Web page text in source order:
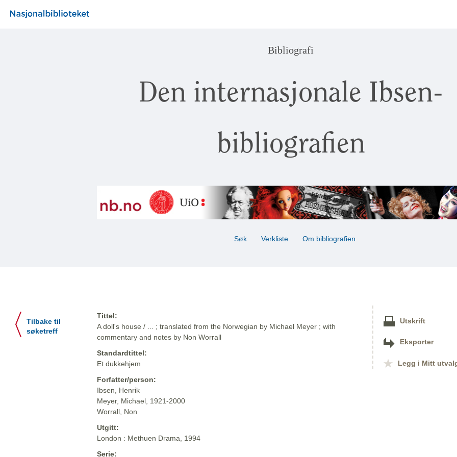
Bibliografi
Den internasjonale Ibsen-
bibliografien
Søk Verkliste Om bibliografien
Tilbake til
søketreff
Tittel:
A doll's house / ... ; translated from the Norwegian by Michael Meyer ; with
commentary and notes by Non Worrall
Standardtittel:
Et dukkehjem
Forfatter/person:
Ibsen, Henrik
Meyer, Michael, 1921-2000
Worrall, Non
Utgitt:
London : Methuen Drama, 1994
Serie:
Utskrift
Eksporter
Legg i Mitt